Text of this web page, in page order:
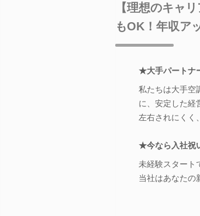
【理想のキャ
もOK！年収ア
★大手パートナ
私たちは大手空
に、安定した経
左右されにくく
★今なら入社祝
未経験スタート
当社はあなたの